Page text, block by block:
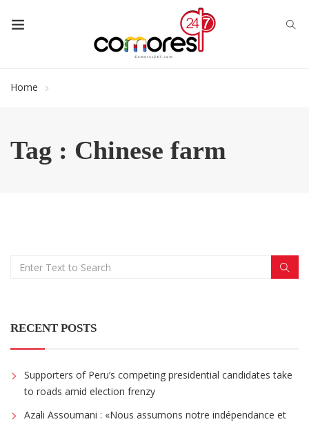
Home
Tag : Chinese farm
RECENT POSTS
Supporters of Peru’s competing presidential candidates take
to roads amid election frenzy
Azali Assoumani : «Nous assumons notre indépendance et